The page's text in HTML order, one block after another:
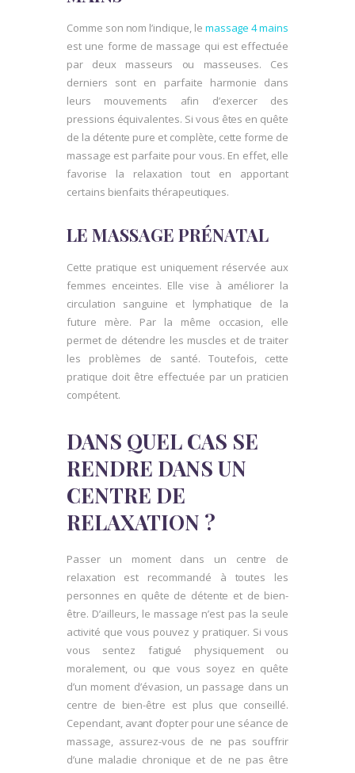
Comme son nom l’indique, le massage 4 mains
est une forme de massage qui est effectuée
par deux masseurs ou masseuses. Ces
derniers sont en parfaite harmonie dans
leurs mouvements afin d’exercer des
pressions équivalentes. Si vous êtes en quête
de la détente pure et complète, cette forme de
massage est parfaite pour vous. En effet, elle
favorise la relaxation tout en apportant
certains bienfaits thérapeutiques.
LE MASSAGE PRÉNATAL
Cette pratique est uniquement réservée aux
femmes enceintes. Elle vise à améliorer la
circulation sanguine et lymphatique de la
future mère. Par la même occasion, elle
permet de détendre les muscles et de traiter
les problèmes de santé. Toutefois, cette
pratique doit être effectuée par un praticien
compétent.
DANS QUEL CAS SE
RENDRE DANS UN
CENTRE DE
RELAXATION ?
Passer un moment dans un centre de
relaxation est recommandé à toutes les
personnes en quête de détente et de bien-
être. D’ailleurs, le massage n’est pas la seule
activité que vous pouvez y pratiquer. Si vous
vous sentez fatigué physiquement ou
moralement, ou que vous soyez en quête
d’un moment d’évasion, un passage dans un
centre de bien-être est plus que conseillé.
Cependant, avant d’opter pour une séance de
massage, assurez-vous de ne pas souffrir
d’une maladie chronique et de ne pas être